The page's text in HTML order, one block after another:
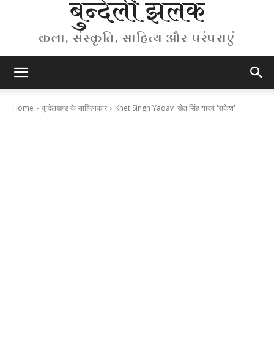
बुन्देली झलक
कला, संस्कृति, साहित्य और परंपराएं
Home बुन्देलखण्ड के साहित्यकार Khet Singh Yadav खेत सिंह यादव 'राकेश'